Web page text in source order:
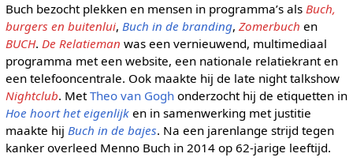
Buch bezocht plekken en mensen in programma’s als Buch,
burgers en buitenlui, Buch in de branding, Zomerbuch en
BUCH. De Relatieman was een vernieuwend, multimediaal
programma met een website, een nationale relatiekrant en
een telefooncentrale. Ook maakte hij de late night talkshow
Nightclub. MetTheo van Goghonderzocht hij de etiquetten in
Hoe hoort het eigenlijken in samenwerking met justitie
maakte hij Buch in de bajes. Na een jarenlange strijd tegen
kanker overleed Menno Buch in 2014 op 62-jarige leeftijd.